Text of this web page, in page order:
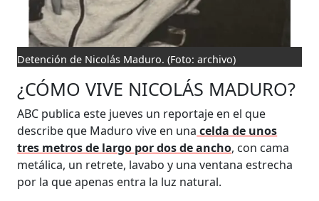
Detención de Nicolás Maduro. (Foto: archivo)
¿CÓMO VIVE NICOLÁS MADURO?
ABC publica este jueves un reportaje en el que
describe que Maduro vive en una celda de unos
tres metros de largo por dos de ancho, con cama
metálica, un retrete, lavabo y una ventana estrecha
por la que apenas entra la luz natural.